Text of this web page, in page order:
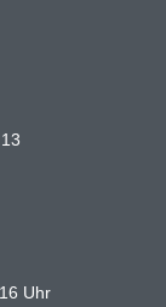
Uhr